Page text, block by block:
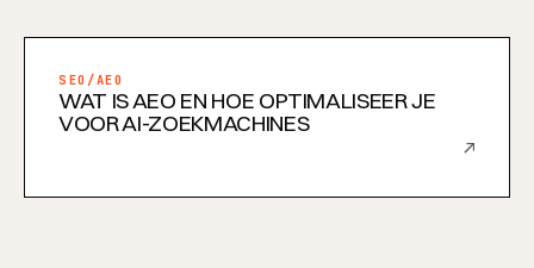
SEO/AEO
WAT IS AEO EN HOE OPTIMALISEER JE
VOOR AI-ZOEKMACHINES
↗